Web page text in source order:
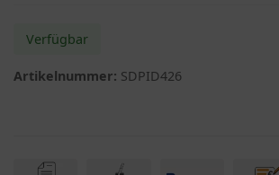
Verfügbar
Artikelnummer: SDPID426